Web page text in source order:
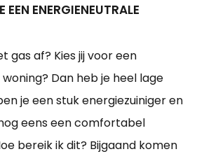
EEN ENERGIENEUTRALE
gas af? Kies jij voor een
Dan heb je heel lage
je een stuk energiezuiniger en
eens een comfortabel
bereik ik dit? Bijgaand komen